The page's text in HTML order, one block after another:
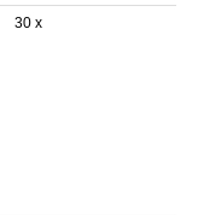
30 x